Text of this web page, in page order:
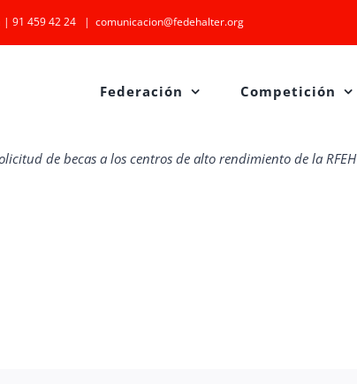
| 91 459 42 24 | comunicacion@fedehalter.org
Federación Competición
de becas a los centros de alto rendimiento de la RFEH